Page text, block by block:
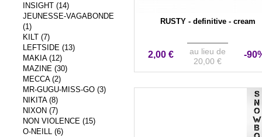
INSIGHT (14)
JEUNESSE-VAGABONDE
(1)
KILT (7)
LEFTSIDE (13)
MAKIA (12)
MAZINE (30)
MECCA (2)
MR-GUGU-MISS-GO (3)
NIKITA (8)
NIXON (7)
NON VIOLENCE (15)
O-NEILL (6)
RUSTY - definitive - cream
2,00 €
au lieu de
20,00 €
-
VENTE